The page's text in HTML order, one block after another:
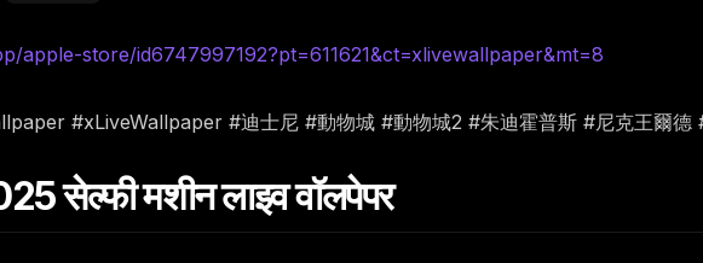
apple-store/id6747997192?pt=611621&ct=xlivewallpaper&mt=8
#xLiveWallpaper #迪士尼 #動物城 #動物城2 #朱迪霍普斯 #尼克王爾德
सेल्फी मशीन लाइव वॉलपेपर